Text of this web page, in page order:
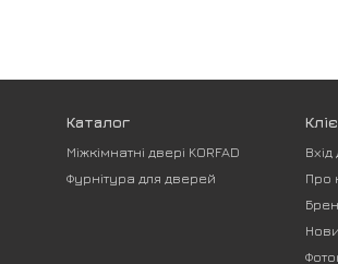
Каталог
Міжкімнатні двері KORFAD
Фурнітура для дверей
Про